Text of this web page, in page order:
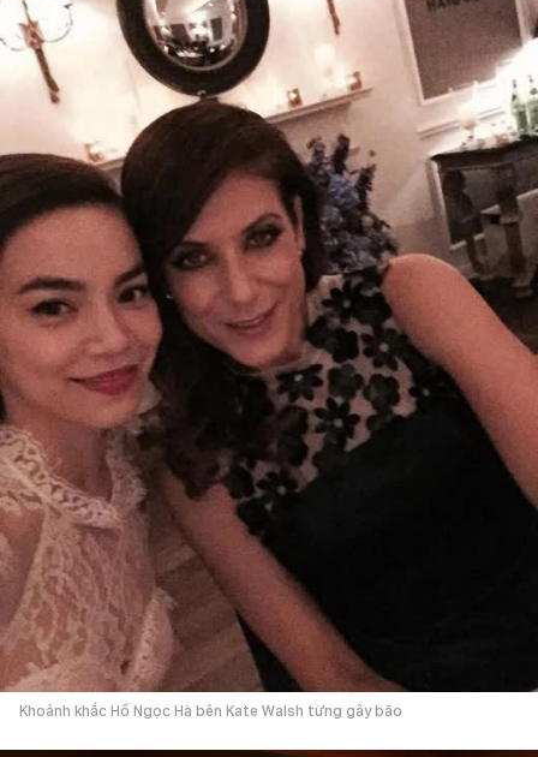
Khoảnh khắc Hồ Ngọc Hà bên Kate Walsh từng gây bão